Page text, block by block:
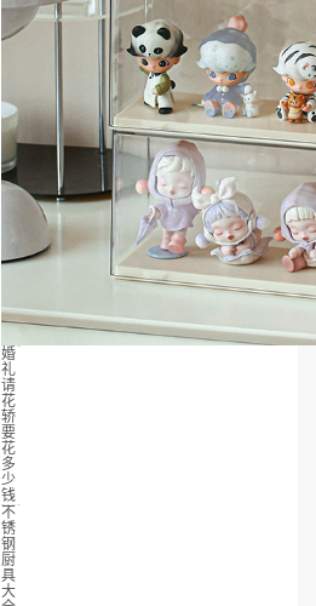
婚
礼
请
花
轿
要
花
多
少
钱
不
锈
钢
厨
具
大